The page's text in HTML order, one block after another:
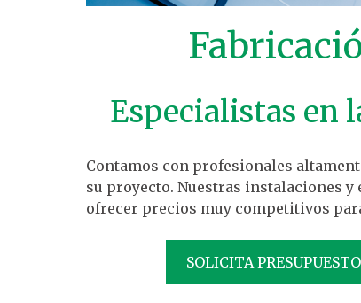
Especialistas en
Contamos con profesionales
su proyecto. Nuestras instalaciones
ofrecer precios muy competitivos
SOLICITA